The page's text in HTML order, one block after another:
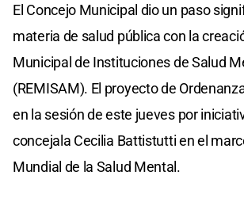
El Concejo Municipal dio un paso
materia de salud pública con la
Municipal de Instituciones de Salud
(REMISAM). El proyecto de
en la sesión de este jueves por
concejala Cecilia Battistutti en el
Mundial de la Salud Mental.